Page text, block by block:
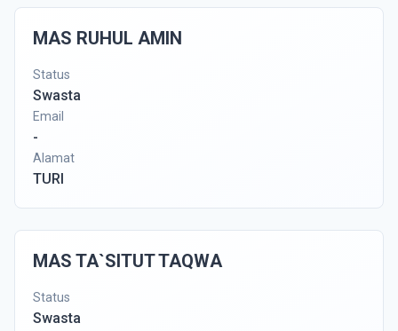
MAS RUHUL AMIN
Status
Swasta
Email
-
Alamat
TURI
MAS TA`SITUT TAQWA
Status
Swasta